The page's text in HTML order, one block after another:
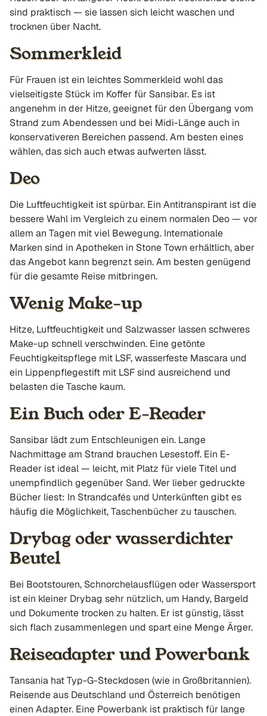
sind praktisch — sie lassen sich leicht waschen und
trocknen über Nacht.
Sommerkleid
Für Frauen ist ein leichtes Sommerkleid wohl das
vielseitigste Stück im Koffer für Sansibar. Es ist
angenehm in der Hitze, geeignet für den Übergang vom
Strand zum Abendessen und bei Midi-Länge auch in
konservativeren Bereichen passend. Am besten eines
wählen, das sich auch etwas aufwerten lässt.
Deo
Die Luftfeuchtigkeit ist spürbar. Ein Antitranspirant ist die
bessere Wahl im Vergleich zu einem normalen Deo — vor
allem an Tagen mit viel Bewegung. Internationale
Marken sind in Apotheken in Stone Town erhältlich, aber
das Angebot kann begrenzt sein. Am besten genügend
für die gesamte Reise mitbringen.
Wenig Make-up
Hitze, Luftfeuchtigkeit und Salzwasser lassen schweres
Make-up schnell verschwinden. Eine getönte
Feuchtigkeitspflege mit LSF, wasserfeste Mascara und
ein Lippenpflegestift mit LSF sind ausreichend und
belasten die Tasche kaum.
Ein Buch oder E-Reader
Sansibar lädt zum Entschleunigen ein. Lange
Nachmittage am Strand brauchen Lesestoff. Ein E-
Reader ist ideal — leicht, mit Platz für viele Titel und
unempfindlich gegenüber Sand. Wer lieber gedruckte
Bücher liest: In Strandcafés und Unterkünften gibt es
häufig die Möglichkeit, Taschenbücher zu tauschen.
Drybag oder wasserdichter
Beutel
Bei Bootstouren, Schnorchelausflügen oder Wassersport
ist ein kleiner Drybag sehr nützlich, um Handy, Bargeld
und Dokumente trocken zu halten. Er ist günstig, lässt
sich flach zusammenlegen und spart eine Menge Ärger.
Reiseadapter und Powerbank
Tansania hat Typ-G-Steckdosen (wie in Großbritannien).
Reisende aus Deutschland und Österreich benötigen
einen Adapter. Eine Powerbank ist praktisch für lange